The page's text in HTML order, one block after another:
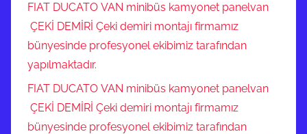
FIAT DUCATO VAN minibüs kamyonet panelvan
ÇEKİ DEMİRİ Çeki demiri montajı firmamız
bünyesinde profesyonel ekibimiz tarafından
yapılmaktadır.
FIAT DUCATO VAN minibüs kamyonet panelvan
ÇEKİ DEMİRİ Çeki demiri montajı firmamız
bünyesinde profesyonel ekibimiz tarafından